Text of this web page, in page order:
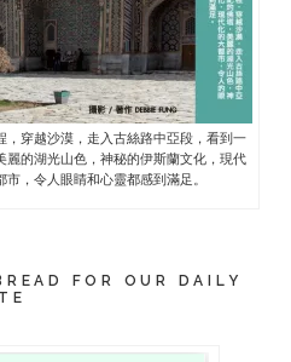
，穿越沙漠，走入古絲路中亞段，看到一
麗的湖光山色，神秘的伊斯蘭文化，現代
市，令人眼睛和心靈都感到滿足。
FOR OUR DAILY